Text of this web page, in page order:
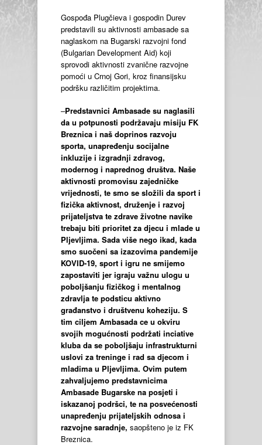
Gospođa Plugčieva i gospodin Durev
predstavili su aktivnosti ambasade sa
naglaskom na Bugarski razvojni fond
(Bulgarian Development Aid) koji
sprovodi aktivnosti zvanične razvojne
pomoći u Crnoj Gori, kroz finansijsku
podršku različitim projektima.
–Predstavnici Ambasade su naglasili
da u potpunosti podržavaju misiju FK
Breznica i naš doprinos razvoju
sporta, unapređenju socijalne
inkluzije i izgradnji zdravog,
modernog i naprednog društva. Naše
aktivnosti promovisu zajedničke
vrijednosti, te smo se složili da sport i
fizička aktivnost, druženje i razvoj
prijateljstva te zdrave životne navike
trebaju biti prioritet za djecu i mlade u
Pljevljima. Sada više nego ikad, kada
smo suočeni sa izazovima pandemije
KOVID-19, sport i igru ne smijemo
zapostaviti jer igraju važnu ulogu u
poboljšanju fizičkog i mentalnog
zdravlja te podsticu aktivno
građanstvo i društvenu koheziju. S
tim ciljem Ambasada ce u okviru
svojih mogućnosti podržati inciative
kluba da se poboljšaju infrastrukturni
uslovi za treninge i rad sa djecom i
mladima u Pljevljima. Ovim putem
zahvaljujemo predstavnicima
Ambasade Bugarske na posjeti i
iskazanoj podršci, te na posvećenosti
unapređenju prijateljskih odnosa i
razvojne saradnje, saopšteno je iz FK
Breznica.